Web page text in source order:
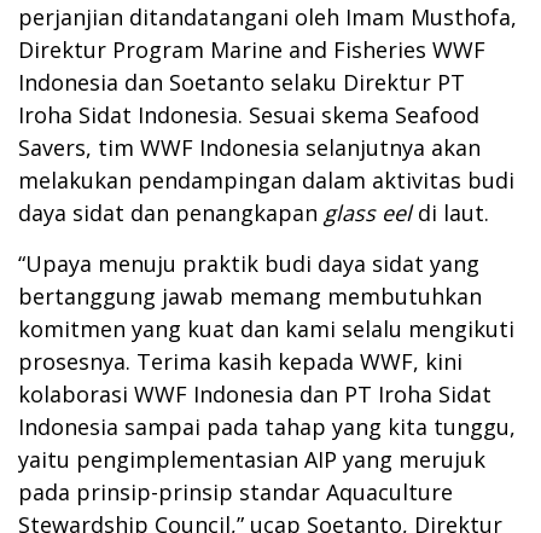
perjanjian ditandatangani oleh Imam Musthofa,
Direktur Program Marine and Fisheries WWF
Indonesia dan Soetanto selaku Direktur PT
Iroha Sidat Indonesia. Sesuai skema Seafood
Savers, tim WWF Indonesia selanjutnya akan
melakukan pendampingan dalam aktivitas budi
daya sidat dan penangkapan glass eeldi laut.
“Upaya menuju praktik budi daya sidat yang
bertanggung jawab memang membutuhkan
komitmen yang kuat dan kami selalu mengikuti
prosesnya. Terima kasih kepada WWF, kini
kolaborasi WWF Indonesia dan PT Iroha Sidat
Indonesia sampai pada tahap yang kita tunggu,
yaitu pengimplementasian AIP yang merujuk
pada prinsip-prinsip standar Aquaculture
Stewardship Council,” ucap Soetanto, Direktur